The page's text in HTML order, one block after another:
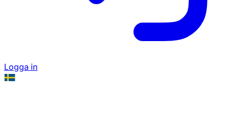
Logga in